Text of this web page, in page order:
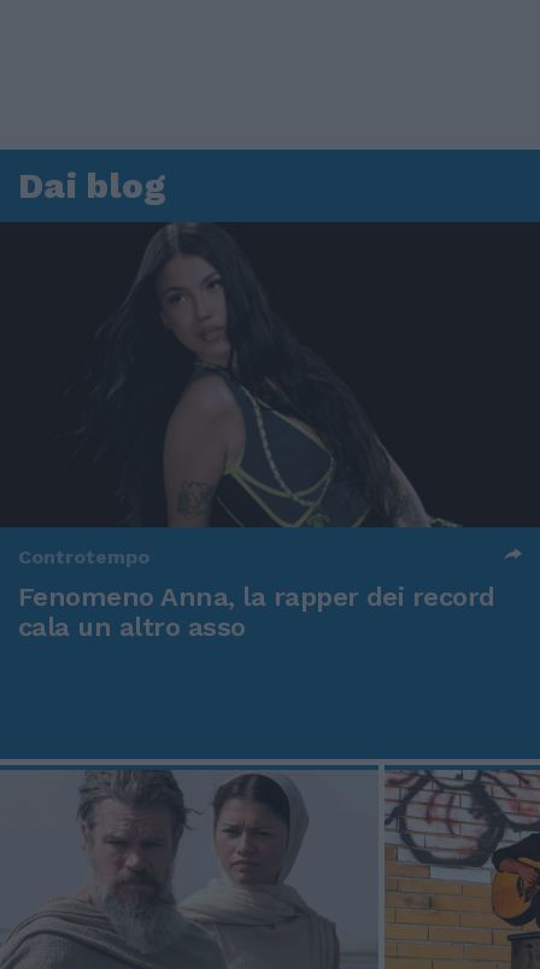
Dai blog
Controtempo
Fenomeno Anna, la rapper dei record
cala un altro asso